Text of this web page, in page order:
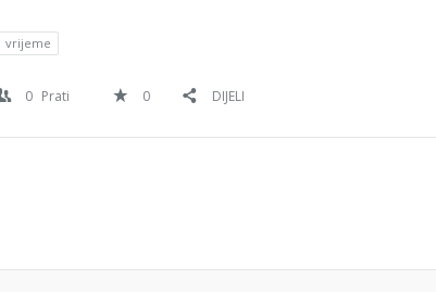
vrijeme
0 Prati 0 DIJELI